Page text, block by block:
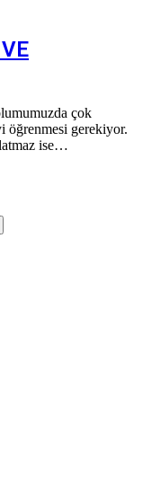
çok
öğrenmesi gerekiyor.
ise…